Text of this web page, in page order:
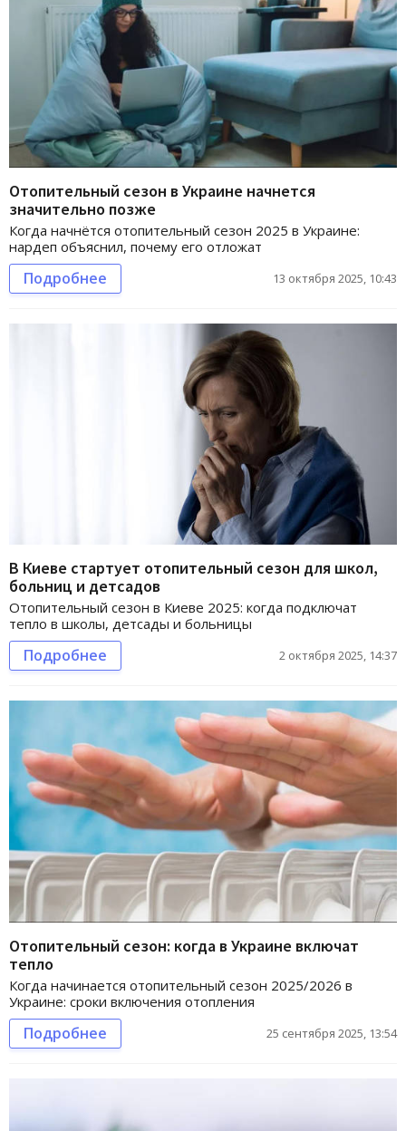
Отопительный сезон в Украине начнется
значительно позже
Когда начнётся отопительный сезон 2025 в Украине:
нардеп объяснил, почему его отложат
Подробнее 13 октября 2025, 10:43
В Киеве стартует отопительный сезон для школ,
больниц и детсадов
Отопительный сезон в Киеве 2025: когда подключат
тепло в школы, детсады и больницы
Подробнее 2 октября 2025, 14:37
Отопительный сезон: когда в Украине включат
тепло
Когда начинается отопительный сезон 2025/2026 в
Украине: сроки включения отопления
Подробнее 25 сентября 2025, 13:54